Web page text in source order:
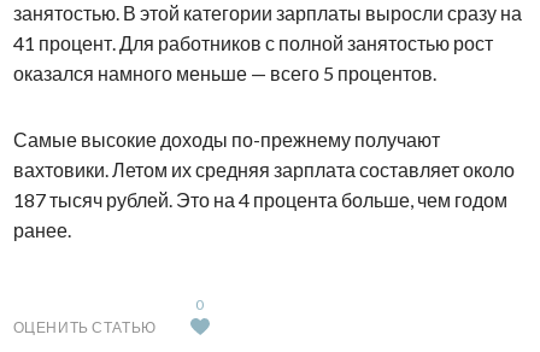
занятостью. В этой категории зарплаты выросли сразу на
41 процент. Для работников с полной занятостью рост
оказался намного меньше — всего 5 процентов.
Самые высокие доходы по-прежнему получают
вахтовики. Летом их средняя зарплата составляет около
187 тысяч рублей. Это на 4 процента больше, чем годом
ранее.
ОЦЕНИТЬ СТАТЬЮ
0